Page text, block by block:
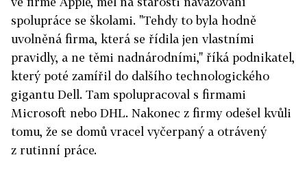
spolupráce se školami. "Tehdy to byla hodně
uvolněná firma, která se řídila jen vlastními
pravidly, a ne těmi nadnárodními," říká podnikatel,
který poté zamířil do dalšího technologického
gigantu Dell. Tam spolupracoval s firmami
Microsoft nebo DHL. Nakonec z firmy odešel kvůli
tomu, že se domů vracel vyčerpaný a otrávený
z rutinní práce.